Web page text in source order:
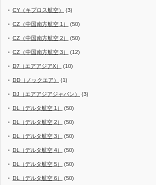
CY（キプロス航空） (3)
CZ（中国南方航空 1） (50)
CZ（中国南方航空 2） (50)
CZ（中国南方航空 3） (12)
D7（エアアジアX） (10)
DD（ノックエア） (1)
DJ（エアアジアジャパン） (3)
DL（デルタ航空 1） (50)
DL（デルタ航空 2） (50)
DL（デルタ航空 3） (50)
DL（デルタ航空 4） (50)
DL（デルタ航空 5） (50)
DL（デルタ航空 6） (50)